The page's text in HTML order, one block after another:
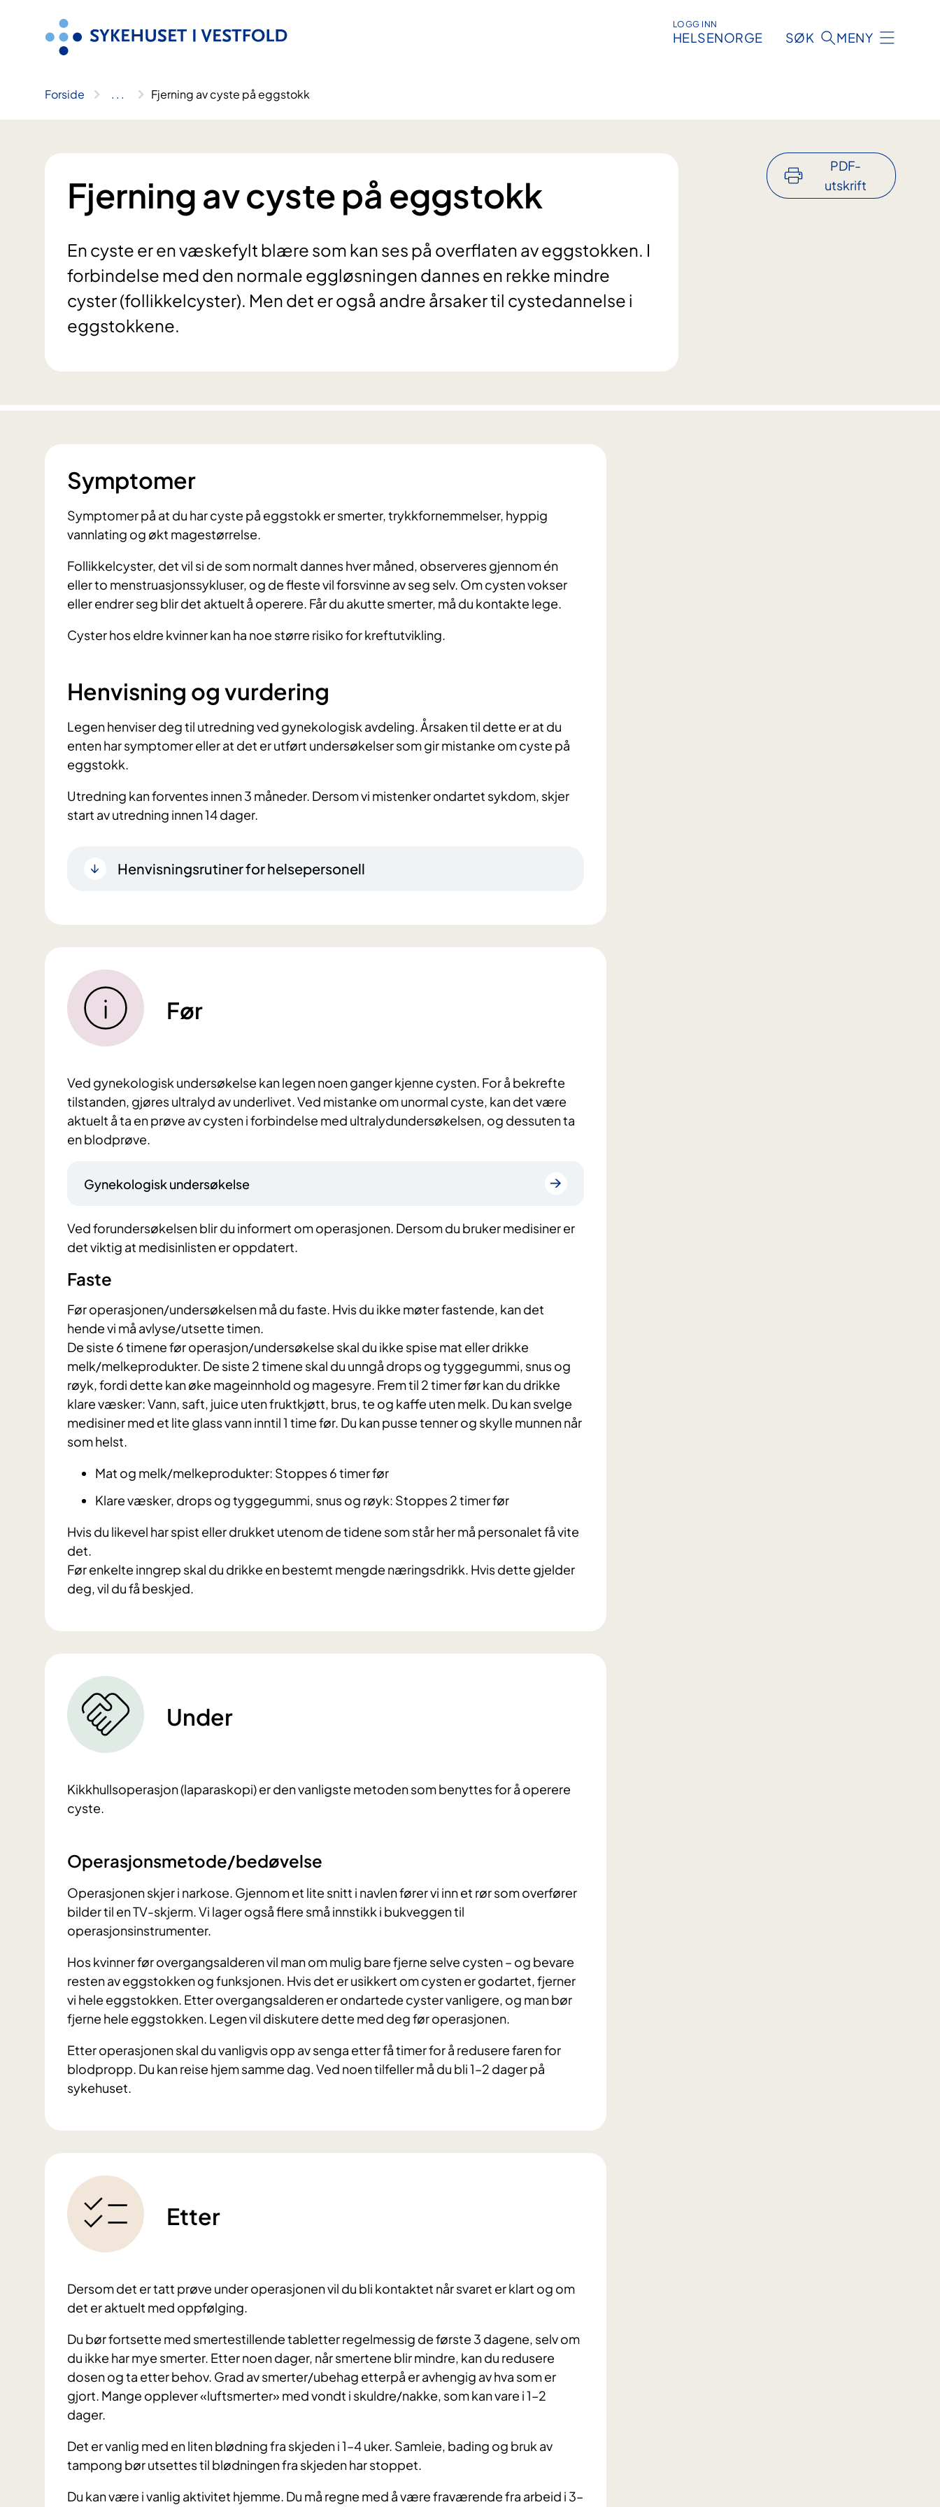
LOGG INN
HELSENORGE SØK MENY
Forside .. . Fjerning av cyste på eggstokk
Fjerning av cyste på eggstokk
En cyste er en væskefylt blære som kan ses på overflaten av eggstokken. I
forbindelse med den normale eggløsningen dannes en rekke mindre
cyster (follikkelcyster). Men det er også andre årsaker til cystedannelse i
eggstokkene.
PDF-
utskrift
Symptomer
Symptomer på at du har cyste på eggstokk er smerter, trykkfornemmelser, hyppig
vannlating og økt magestørrelse.
Follikkelcyster, det vil si de som normalt dannes hver måned, observeres gjennom én
eller to menstruasjonssykluser, og de fleste vil forsvinne av seg selv. Om cysten vokser
eller endrer seg blir det aktuelt å operere. Får du akutte smerter, må du kontakte lege.
Cyster hos eldre kvinner kan ha noe større risiko for kreftutvikling.
Henvisning og vurdering
Legen henviser deg til utredning ved gynekologisk avdeling. Årsaken til dette er at du
enten har symptomer eller at det er utført undersøkelser som gir mistanke om cyste på
eggstokk.
Utredning kan forventes innen 3 måneder. Dersom vi mistenker ondartet sykdom, skjer
start av utredning innen 14 dager.
Henvisningsrutiner for helsepersonell
Før
Ved gynekologisk undersøkelse kan legen noen ganger kjenne cysten. For å bekrefte
tilstanden, gjøres ultralyd av underlivet. Ved mistanke om unormal cyste, kan det være
aktuelt å ta en prøve av cysten i forbindelse med ultralydundersøkelsen, og dessuten ta
en blodprøve.
Gynekologisk undersøkelse
Ved forundersøkelsen blir du informert om operasjonen. Dersom du bruker medisiner er
det viktig at medisinlisten er oppdatert.
Faste
​Før operasjonen/undersøkelsen må du faste. Hvis du ikke møter fastende, kan det
hende vi må avlyse/utsette timen.
De siste 6 timene før operasjon/undersøkelse skal du ikke spise mat eller drikke
melk/melkeprodukter. De siste 2 timene skal du unngå drops og tyggegummi, snus og
røyk, fordi dette kan øke mageinnhold og magesyre. Frem til 2 timer før kan du drikke
klare væsker: Vann, saft, juice uten fruktkjøtt, brus, te og kaffe uten melk. Du kan svelge
medisiner med et lite glass vann inntil 1 time før. Du kan pusse tenner og skylle munnen når
som helst.
Mat og melk/melkeprodukter: Stoppes 6 timer før
Klare væsker, drops og tyggegummi, snus og røyk: Stoppes 2 timer før
Hvis du likevel har spist eller drukket utenom de tidene som står her må personalet få vite
det.
Før enkelte inngrep skal du drikke en bestemt mengde næringsdrikk. Hvis dette gjelder
deg, vil du få beskjed.
Under
Kikkhullsoperasjon (laparaskopi) er den vanligste metoden som benyttes for å operere
cyste.
Operasjonsmetode/bedøvelse
Operasjonen skjer i narkose. Gjennom et lite snitt i navlen fører vi inn et rør som overfører
bilder til en TV-skjerm. Vi lager også flere små innstikk i bukveggen til
operasjonsinstrumenter.
Hos kvinner før overgangsalderen vil man om mulig bare fjerne selve cysten – og bevare
resten av eggstokken og funksjonen. Hvis det er usikkert om cysten er godartet, fjerner
vi hele eggstokken. Etter overgangsalderen er ondartede cyster vanligere, og man bør
fjerne hele eggstokken. Legen vil diskutere dette med deg før operasjonen.
Etter operasjonen skal du vanligvis opp av senga etter få timer for å redusere faren for
blodpropp. Du kan reise hjem samme dag. Ved noen tilfeller må du bli 1–2 dager på
sykehuset.
Etter
Dersom det er tatt prøve under operasjonen vil du bli kontaktet når svaret er klart og om
det er aktuelt med oppfølging.
Du bør fortsette med smertestillende tabletter regelmessig de første 3 dagene, selv om
du ikke har mye smerter. Etter noen dager, når smertene blir mindre, kan du redusere
dosen og ta etter behov. Grad av smerter/ubehag etterpå er avhengig av hva som er
gjort. Mange opplever «luftsmerter» med vondt i skuldre/nakke, som kan vare i 1–2
dager.
Det er vanlig med en liten blødning fra skjeden i 1–4 uker. Samleie, bading og bruk av
tampong bør utsettes til blødningen fra skjeden har stoppet.
Du kan være i vanlig aktivitet hjemme. Du må regne med å være fraværende fra arbeid i 3–